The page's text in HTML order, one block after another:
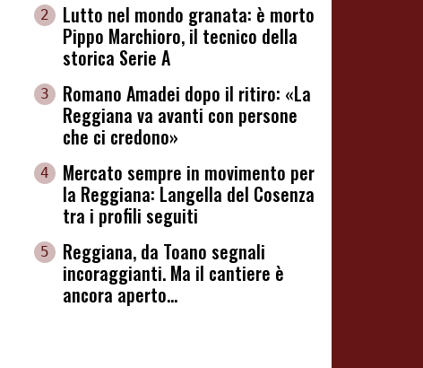
2
Lutto nel mondo granata: è morto
Pippo Marchioro, il tecnico della
storica Serie A
3
Romano Amadei dopo il ritiro: «La
Reggiana va avanti con persone
che ci credono»
4
Mercato sempre in movimento per
la Reggiana: Langella del Cosenza
tra i profili seguiti
5
Reggiana, da Toano segnali
incoraggianti. Ma il cantiere è
ancora aperto...